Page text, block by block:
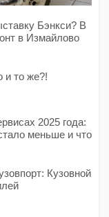
Бэнкси? В
в Измайлово
и то же?!
2025 года:
меньше и что
Кузовной